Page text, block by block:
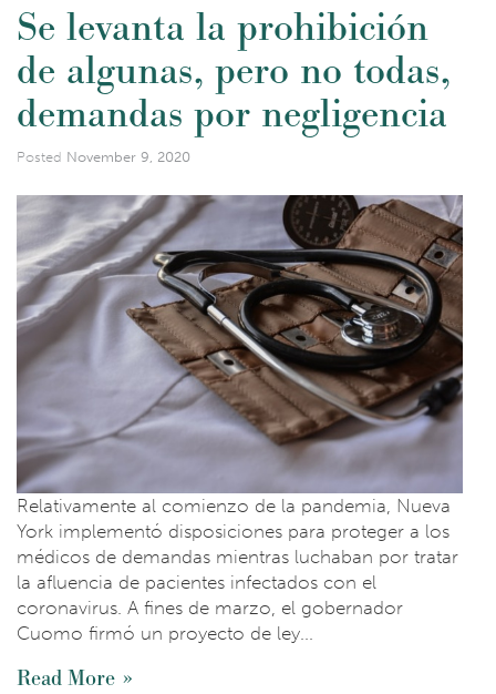
Se levanta la prohibición
de algunas, pero no todas,
demandas por negligencia
Posted November 9, 2020
Relativamente al comienzo de la pandemia, Nueva
York implementó disposiciones para proteger a los
médicos de demandas mientras luchaban por tratar
la afluencia de pacientes infectados con el
coronavirus. A fines de marzo, el gobernador
Cuomo firmó un proyecto de ley...
Read More